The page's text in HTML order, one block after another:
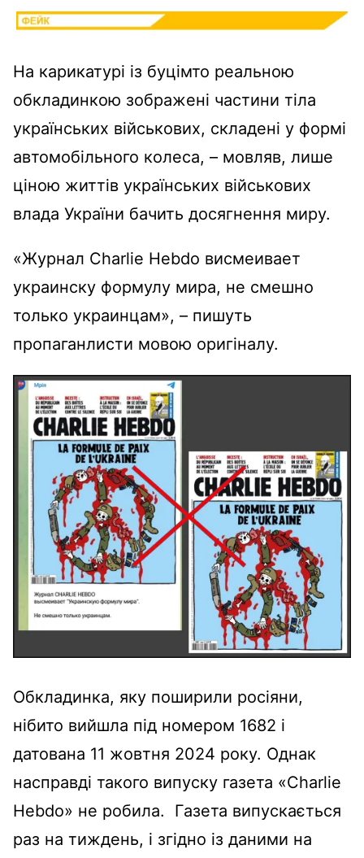
На карикатурі із буцімто реальною
обкладинкою зображені частини тіла
українських військових, складені у формі
автомобільного колеса, – мовляв, лише
ціною життів українських військових
влада України бачить досягнення миру.
«Журнал Charlie Hebdo висмеивает
украинску формулу мира, не смешно
только украинцам», – пишуть
пропаганлисти мовою оригіналу.
Обкладинка, яку поширили росіяни,
нібито вийшла під номером 1682 і
датована 11 жовтня 2024 року. Однак
насправді такого випуску газета «Charlie
Hebdo» не робила. Газета випускається
раз на тиждень, і згідно із даними на